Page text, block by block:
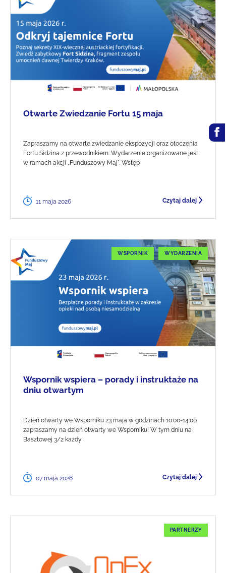
Otwarte Zwiedzanie Fortu 15 maja
Zapraszamy na otwarte zwiedzanie ekspozycji oraz otoczenia
Fortu Sidzina z przewodnikiem. Wydarzenie organizowane jest
w ramach akcji „Funduszowy Maj". Wstęp
11 maja 2026 Czytaj dalej
WSPORNIK WYDARZENIA
Wspornik wspiera – porady i instruktaże na
dniu otwartym
Dzień otwarty we Wsporniku 23 maja w godzinach 10:00-14:00
zapraszamy na dzień otwarty we Wsporniku! W tym dniu na
Basztowej 3/2 każdy
07 maja 2026 Czytaj dalej
PARTNERZY